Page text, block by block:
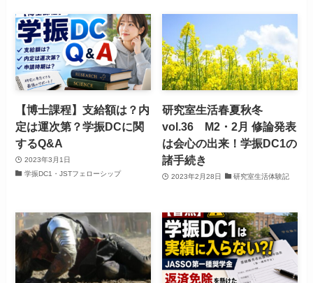
【博士課程】支給額は？内
定は運次第？学振DCに関
するQ&A
2023年3月1日
学振DC1・JSTフェローシップ
研究室生活春夏秋冬
vol.36 M2・2月 修論発表
は会心の出来！学振DC1の
諸手続き
2023年2月28日 研究室生活体験記